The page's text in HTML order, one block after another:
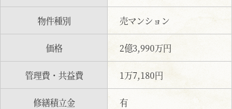
物件種別 売マンション
価格 2億3,990万円
管理費・共益費 1万7,180円
修繕積立金 有